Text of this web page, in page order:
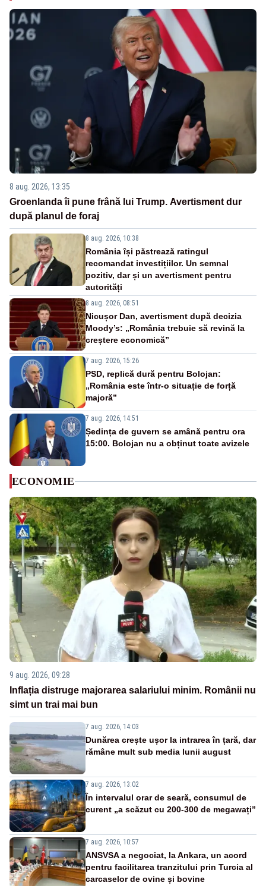
8 aug. 2026, 13:35
Groenlanda îi pune frână lui Trump. Avertisment dur
după planul de foraj
8 aug. 2026, 10:38
România își păstrează ratingul
recomandat investițiilor. Un semnal
pozitiv, dar și un avertisment pentru
autorități
8 aug. 2026, 08:51
Nicușor Dan, avertisment după decizia
Moody’s: „România trebuie să revină la
creștere economică”
7 aug. 2026, 15:26
PSD, replică dură pentru Bolojan:
„România este într-o situație de forță
majoră”
7 aug. 2026, 14:51
Ședința de guvern se amână pentru ora
15:00. Bolojan nu a obținut toate avizele
ECONOMIE
9 aug. 2026, 09:28
Inflația distruge majorarea salariului minim. Românii nu
simt un trai mai bun
7 aug. 2026, 14:03
Dunărea crește ușor la intrarea în țară, dar
rămâne mult sub media lunii august
7 aug. 2026, 13:02
În intervalul orar de seară, consumul de
curent „a scăzut cu 200-300 de megawați”
7 aug. 2026, 10:57
ANSVSA a negociat, la Ankara, un acord
pentru facilitarea tranzitului prin Turcia al
carcaselor de ovine și bovine